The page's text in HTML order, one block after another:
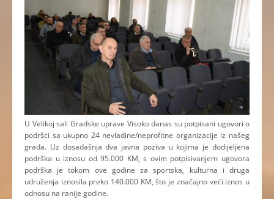
U Velikoj sali Gradske uprave Visoko danas su potpisani ugovori o
podršci sa ukupno 24 nevladine/neprofitne organizacije iz našeg
grada. Uz dosadašnja dva javna poziva u kojima je dodijeljena
podrška u iznosu od 95.000 KM, s ovim potpisivanjem ugovora
podrška je tokom ove godine za sportska, kulturna i druga
udruženja iznosila preko 140.000 KM, što je značajno veći iznos u
odnosu na ranije godine.